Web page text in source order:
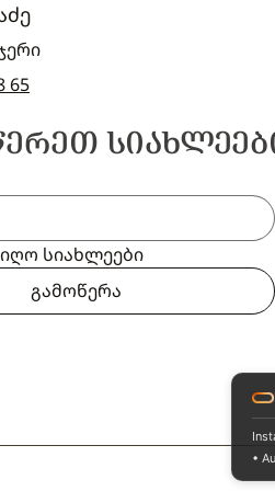
65
სიახლეები
გამოწერა
•